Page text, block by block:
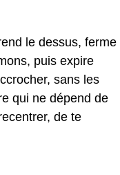
le dessus, ferme
puis expire
sans les
qui ne dépend de
de te